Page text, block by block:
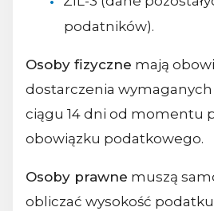
podatników).
Osoby fizyczne mają
dostarczenia
ciągu 14 dni od momentu
obowiązku podatkowego.
Osoby prawne muszą
obliczać wysokość podatku